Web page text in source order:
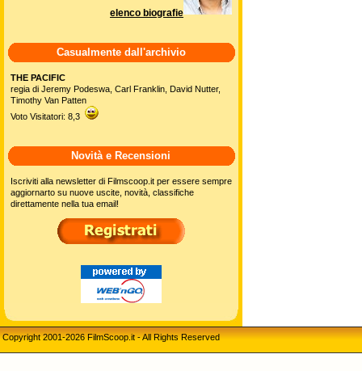
elenco biografie
Casualmente dall'archivio
THE PACIFIC
regia di Jeremy Podeswa, Carl Franklin, David Nutter,
Timothy Van Patten
Voto Visitatori: 8,3
Novità e Recensioni
Iscriviti alla newsletter di Filmscoop.it per essere sempre
aggiornarto su nuove uscite, novità, classifiche
direttamente nella tua email!
Copyright 2001-2026 FilmScoop.it - All Rights Reserved